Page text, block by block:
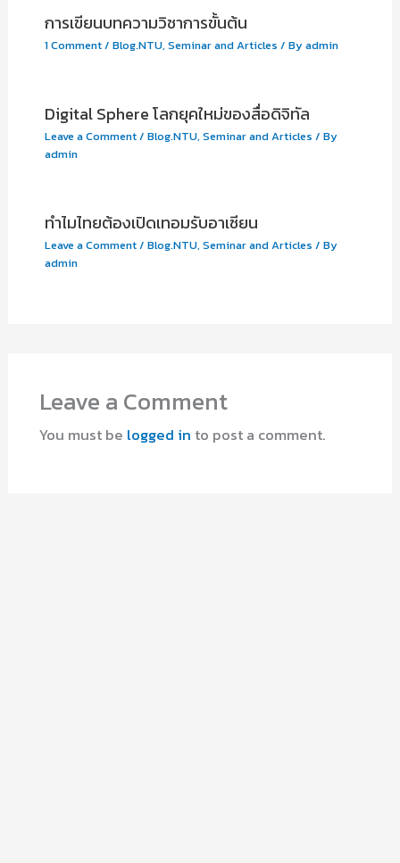
การเขียนบทความวิชาการขั้นต้น
1 Comment/ Blog.NTU, Seminar and Articles / Byadmin
Digital Sphere โลกยุคใหม่ของสื่อดิจิทัล
Leave a Comment/ Blog.NTU, Seminar and Articles / By
admin
ทำไมไทยต้องเปิดเทอมรับอาเซียน
Leave a Comment/ Blog.NTU, Seminar and Articles / By
admin
Leave a Comment
You must be logged in to post a comment.